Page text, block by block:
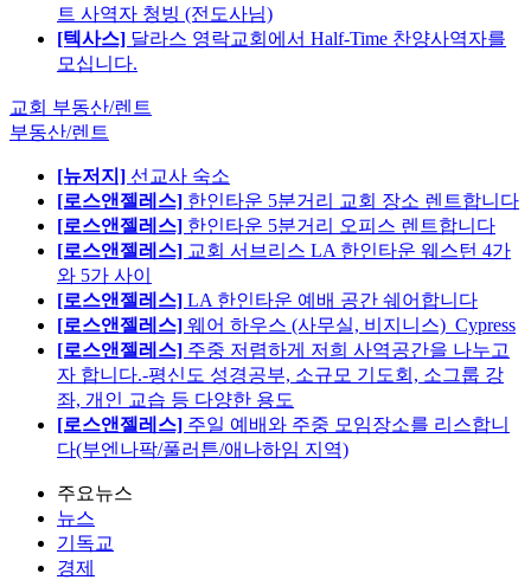
트 사역자 청빙 (전도사님)
[텍사스] 달라스 영락교회에서 Half-Time 찬양사역자를
모십니다.
교회 부동산/렌트
부동산/렌트
[뉴저지] 선교사 숙소
[로스앤젤레스] 한인타운 5분거리 교회 장소 렌트합니다
[로스앤젤레스] 한인타운 5분거리 오피스 렌트합니다
[로스앤젤레스] 교회 서브리스 LA 한인타운 웨스턴 4가
와 5가 사이
[로스앤젤레스] LA 한인타운 예배 공간 쉐어합니다
[로스앤젤레스] 웨어 하우스 (사무실, 비지니스)_Cypress
[로스앤젤레스] 주중 저렴하게 저희 사역공간을 나누고
자 합니다.-평신도 성경공부, 소규모 기도회, 소그룹 강
좌, 개인 교습 등 다양한 용도
[로스앤젤레스] 주일 예배와 주중 모임장소를 리스합니
다(부엔나팍/풀러튼/애나하임 지역)
주요뉴스
뉴스
기독교
경제